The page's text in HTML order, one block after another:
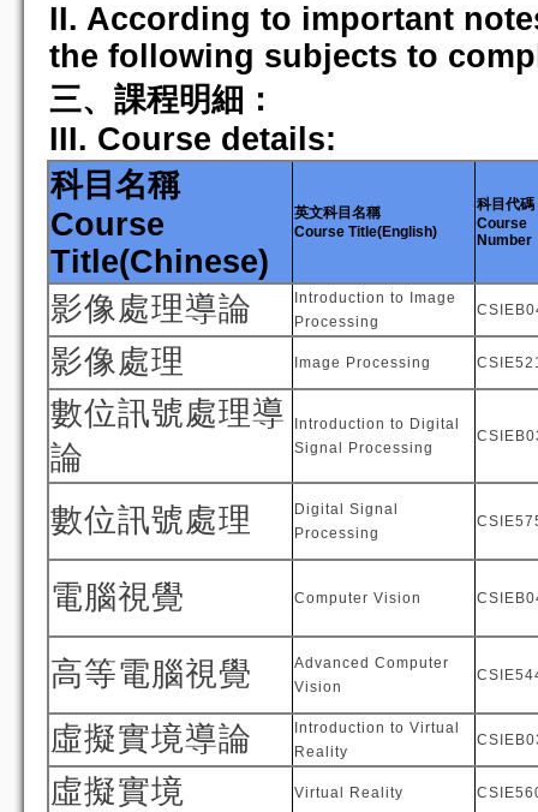
II. According to important
the following subjects to
三、課程明細：
III. Course details:
科目名稱
Course
Title(Chinese)
英文科目名稱
Course Title(English)
科目代碼
Course
Number
影像處理導論
Introduction to Image
Processing
影像處理 Image Processing
數位訊號處理導
論
Introduction to Digital
Signal Processing
數位訊號處理
Digital Signal
Processing
電腦視覺 Computer Vision
高等電腦視覺
Advanced Computer
Vision
虛擬實境導論
Introduction to Virtual
Reality
虛擬實境 Virtual Reality